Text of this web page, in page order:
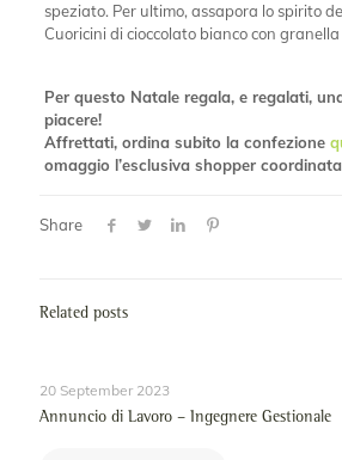
speziato. Per ultimo, assapora lo spirito
Cuoricini di cioccolato bianco con
Per questo Natale regala, e regalati,
piacere!
Affrettati, ordina subito la confezione
omaggio l’esclusiva shopper
Share
Related posts
20 September 2023
Annuncio di Lavoro – Ingegnere Gestionale